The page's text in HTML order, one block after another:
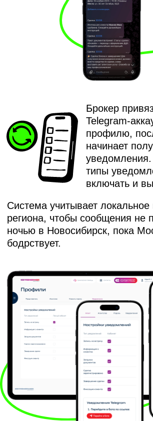
Выбирать сегменты по городу
или конкретному агентству;
текстом и медиа;
Запускать массовые кампании;
Держать всю историю отправок
под рукой.
Админ-панель даёт возможность
точечно управлять рассылками:
не только оповещать брокеров
о движении сделок, но и отправлять
новости, акции и другие важные
сообщения. Так коммуникации
масштабируются и становятся более
Мы сделали инструмент, который
позволяет точечно управлять
коммуникациями:
УПРАВЛЕНИЕ:
ДО ТОНКОЙ СЕГМЕНТАЦИИ